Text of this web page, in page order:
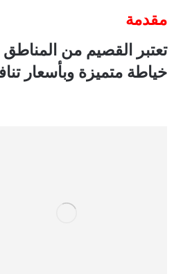
مقدمة
تعتبر القصيم من
خياطة متميزة وبأسعار